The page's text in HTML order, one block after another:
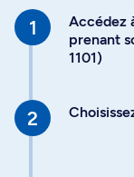
Accédez
prenant
1101)